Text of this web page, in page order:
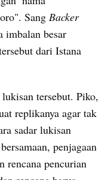
Sang
Backer
imbalan besar
dari Istana
tersebut. Piko,
replikanya agar tak
sadar lukisan
penjagaan
rencana pencurian